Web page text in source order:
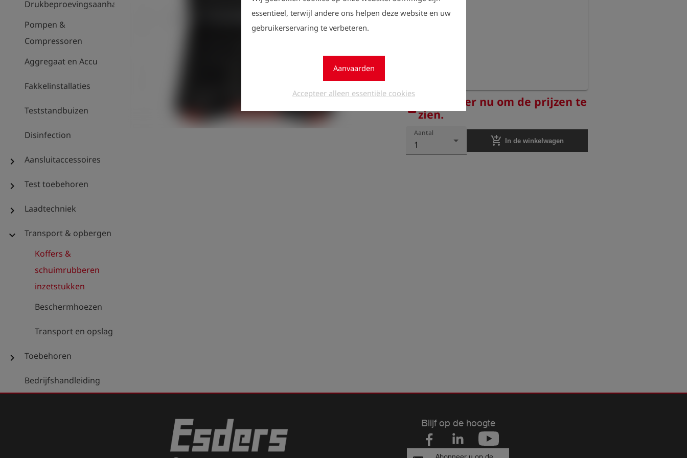
essentieel, terwijl andere ons helpen deze website en uw
gebruikerservaring te verbeteren.
Aanvaarden
Accepteer alleen essentiële cookies
Drukbeproevingsaanhanger
Pompen &
Compressoren
Aggregaat en Accu
Fakkelinstallaties
Teststandbuizen
Disinfection
chevron_right Aansluitaccessoires
chevron_right Test toebehoren
chevron_right Laadtechniek
expand_more
Transport & opbergen
Koffers &
schuimrubberen
inzetstukken
Beschermhoezen
Transport en opslag
chevron_right Toebehoren
Bedrijfshandleiding
Registreer nu om de prijzen te
zien.
Aantal
1 add_shopping_cart In de winkelwagen
Blijf op de hoogte
Abonneer u op de